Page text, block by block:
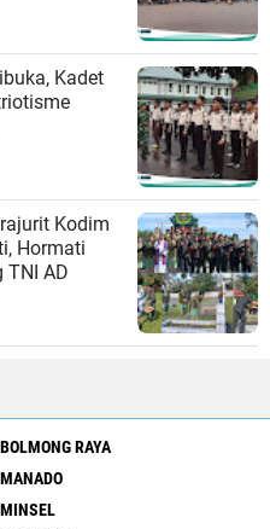
Kadet
Kodim
Hormati
TNI AD
BOLMONG RAYA
MANADO
MINSEL